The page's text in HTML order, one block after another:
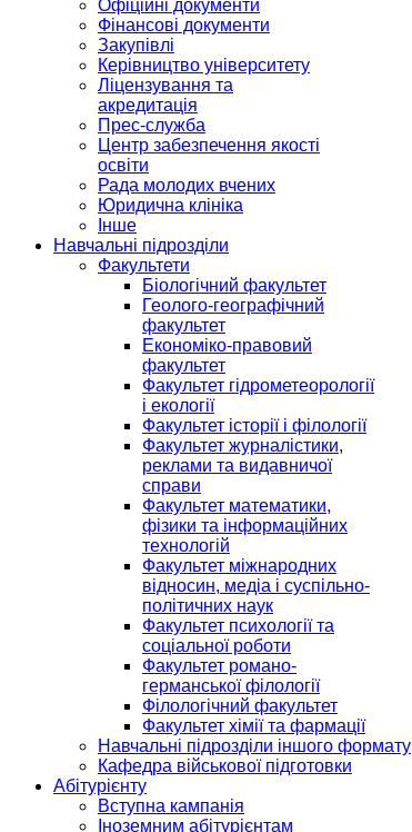
Офіційні документи
Фінансові документи
Закупівлі
Керівництво університету
Ліцензування та
акредитація
Прес-служба
Центр забезпечення якості
освіти
Рада молодих вчених
Юридична клініка
Інше
Навчальні підрозділи
Факультети
Біологічний факультет
Геолого-географічний
факультет
Економіко-правовий
факультет
Факультет гідрометеорології
і екології
Факультет історії і філології
Факультет журналістики,
реклами та видавничої
справи
Факультет математики,
фізики та інформаційних
технологій
Факультет міжнародних
відносин, медіа і суспільно-
політичних наук
Факультет психології та
соціальної роботи
Факультет романо-
германської філології
Філологічний факультет
Факультет хімії та фармації
Навчальні підрозділи іншого формату
Кафедра військової підготовки
Абітурієнту
Вступна кампанія
Іноземним абітурієнтам